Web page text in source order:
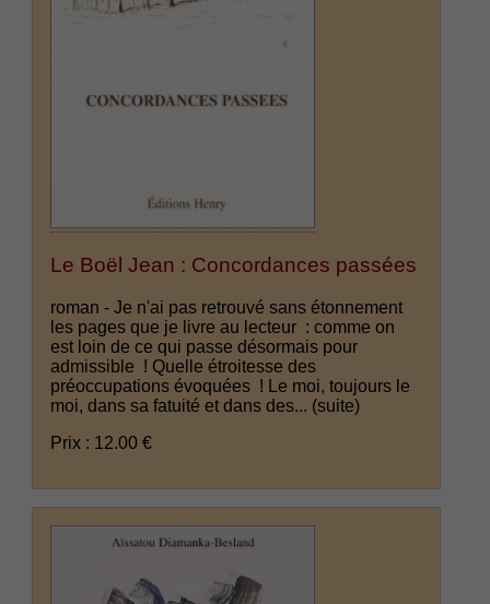
Le Boël Jean : Concordances passées
roman - Je n'ai pas retrouvé sans étonnement
les pages que je livre au lecteur : comme on
est loin de ce qui passe désormais pour
admissible ! Quelle étroitesse des
préoccupations évoquées ! Le moi, toujours le
moi, dans sa fatuité et dans des... (suite)
Prix : 12.00 €